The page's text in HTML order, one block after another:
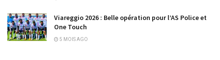
Viareggio 2026 : Belle opération pour l’AS Police et
One Touch
5 MOIS AGO